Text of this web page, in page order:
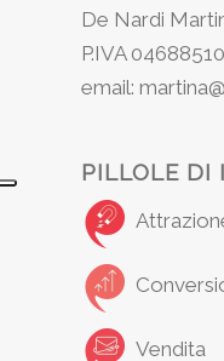
De Nardi
P.IVA
email:
PILLOLE DI
Vendita